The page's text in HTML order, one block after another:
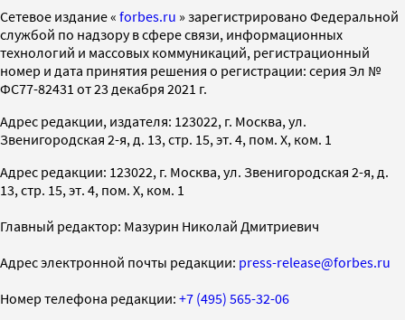
Cетевое издание « forbes.ru » зарегистрировано Федеральной
службой по надзору в сфере связи, информационных
технологий и массовых коммуникаций, регистрационный
номер и дата принятия решения о регистрации: серия Эл №
ФС77-82431 от 23 декабря 2021 г.
Адрес редакции, издателя: 123022, г. Москва, ул.
Звенигородская 2-я, д. 13, стр. 15, эт. 4, пом. X, ком. 1
Адрес редакции: 123022, г. Москва, ул. Звенигородская 2-я, д.
13, стр. 15, эт. 4, пом. X, ком. 1
Главный редактор: Мазурин Николай Дмитриевич
Адрес электронной почты редакции: press-release@forbes.ru
Номер телефона редакции: +7 (495) 565-32-06